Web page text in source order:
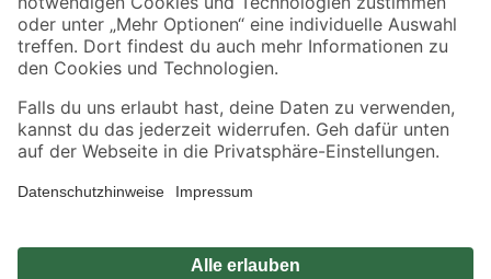
Alle Preisangaben in EUR inkl. gesetzl. MwSt.. Die dargestellten Angebote sind unter
Umständen nicht in allen Märkten verfügbar. Die angegebenen Verfügbarkeiten beziehen
Produkte nur solange der Vorrat reicht.
*Paketversand ab 59 € versandkostenfrei, gilt nicht für Artikel mit Speditionsversand, hier
Privatsphäre Impressum